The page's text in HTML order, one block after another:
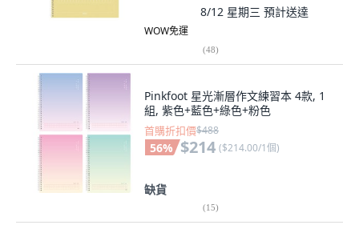
8/12 星期三 預計送達
WOW免運
(48)
Pinkfoot 星光漸層作文練習本 4款, 1
組, 紫色+藍色+綠色+粉色
首購折扣價$488
56% $214 ($214.00/1個)
缺貨
(15)